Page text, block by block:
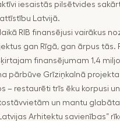
iesaistās pilsētvides
Latvijā.
RIB finansējusi vairākus
gan Rīgā, gan ārpus tās.
finansējumam 1,4
pārbūve Grīziņkalnā projekta
– restaurēti trīs ēku korpusi
un mantu
Arhitektu savienības”